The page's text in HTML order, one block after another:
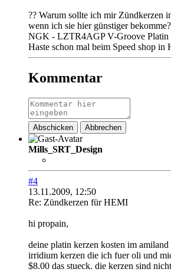
?? Warum sollte ich mir Zündkerzen
wenn ich sie hier günstiger bekomme?
NGK - LZTR4AGP V-Groove Platin
Haste schon mal beim Speed shop in
Kommentar
Abschicken Abbrechen
Mills_SRT_Design
#4
13.11.2009, 12:50
Re: Zündkerzen für HEMI
hi propain,
deine platin kerzen kosten im
irridium kerzen die ich fuer oli und
$8.00 das stueck. die kerzen sind